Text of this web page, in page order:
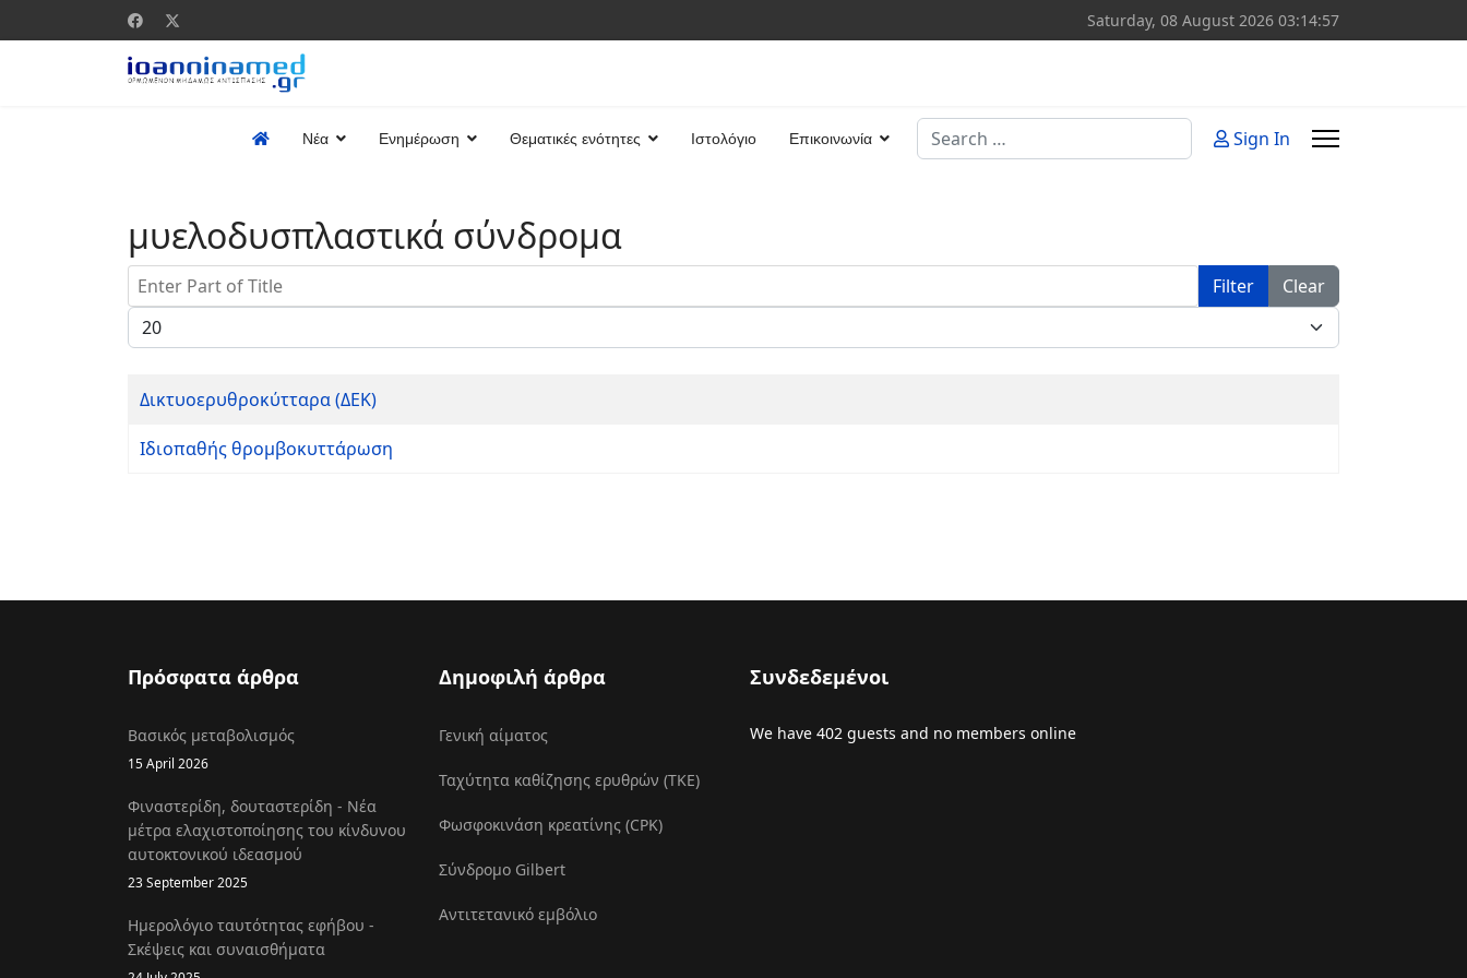
Saturday, 08 August 2026 03:14:57
Νέα Ενημέρωση Θεματικές ενότητες Ιστολόγιο Επικοινωνία
Search
Sign In
μυελοδυσπλαστικά σύνδρομα
Enter Part of Title Filter
Clear
Display #
Δικτυοερυθροκύτταρα (ΔΕΚ)
Ιδιοπαθής θρομβοκυττάρωση
Πρόσφατα άρθρα
Βασικός μεταβολισμός
15 April 2026
Φιναστερίδη, δουταστερίδη - Νέα
μέτρα ελαχιστοποίησης του κίνδυνου
αυτοκτονικού ιδεασμού
23 September 2025
Ημερολόγιο ταυτότητας εφήβου -
Σκέψεις και συναισθήματα
Δημοφιλή άρθρα
Γενική αίματος
Ταχύτητα καθίζησης ερυθρών (ΤΚΕ)
Φωσφοκινάση κρεατίνης (CPK)
Σύνδρομο Gilbert
Αντιτετανικό εμβόλιο
Συνδεδεμένοι
We have 402 guests and no members online